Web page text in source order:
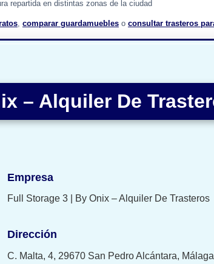
repartida en distintas zonas de la ciudad
, comparar guardamuebles o consultar trasteros
– Alquiler De
Empresa
Full Storage 3 | By Onix – Alquiler De Trasteros
Dirección
C. Malta, 4, 29670 San Pedro Alcántara, Málaga